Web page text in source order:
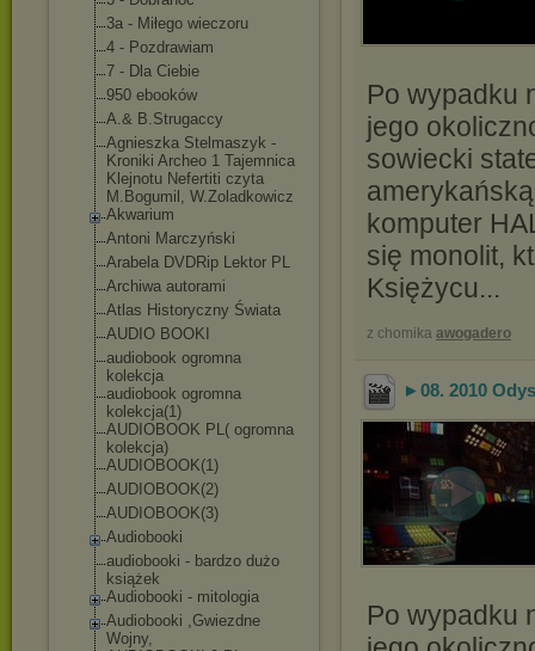
3a - Miłego wieczoru
4 - Pozdrawiam
7 - Dla Ciebie
950 ebooków
A.& B.Strugaccy
Agnieszka Stelmaszyk -
Kroniki Archeo 1 Tajemnica
Klejnotu Nefertiti czyta
M.Bogumil, W.Zoladkowicz
Akwarium
Antoni Marczyński
Arabela DVDRip Lektor PL
Archiwa autorami
Atlas Historyczny Świata
AUDIO BOOKI
audiobook ogromna
kolekcja
audiobook ogromna
kolekcja(1)
AUDIOBOOK PL( ogromna
kolekcja)
AUDIOBOOK(1)
AUDIOBOOK(2)
AUDIOBOOK(3)
Audiobooki
audiobooki - bardzo dużo
książek
Audiobooki - mitologia
Audiobooki ,Gwiezdne
Wojny,
Po wypadku
jego
sowiecki
komputer
się monolit,
Księżycu...
z chomika awogadero
►08. 2010
Po wypadku